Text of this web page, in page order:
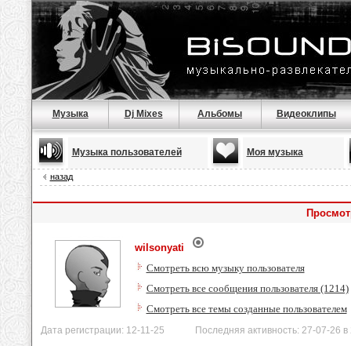
Музыка Dj Mixes Альбомы Видеоклипы
Музыка пользователей Моя музыка
назад
wilsonyati
Смотреть всю музыку пользователя
Смотреть все сообщения пользователя (1214)
Смотреть все темы созданные пользователем
Дата регистрации: 12-11-25 Последняя активность: 27-07-26 в